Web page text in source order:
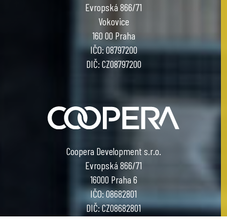
Evropská 866/71
Vokovice
160 00 Praha
IČO: 08797200
DIČ: CZ08797200
Coopera Development s.r.o.
Evropská 866/71
16000 Praha 6
IČO: 08682801
DIČ: CZ08682801